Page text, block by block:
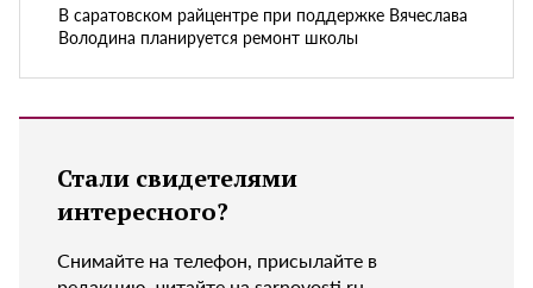
В саратовском райцентре при поддержке Вячеслава
Володина планируется ремонт школы
Стали свидетелями
интересного?
Снимайте на телефон, присылайте в